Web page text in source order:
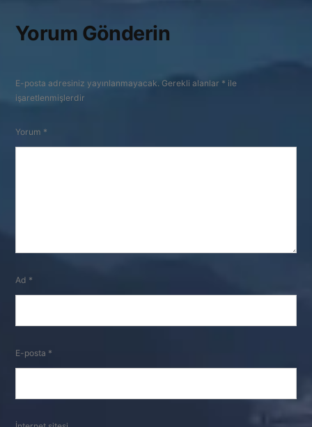
Yorum Gönderin
E-posta adresiniz yayınlanmayacak. Gerekli alanlar * ile
işaretlenmişlerdir
Yorum *
Ad *
E-posta *